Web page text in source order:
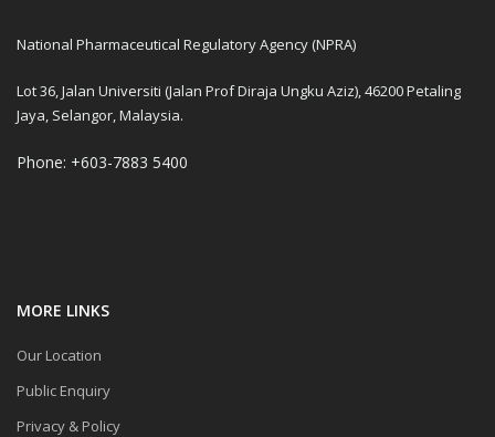
National Pharmaceutical Regulatory Agency (NPRA)
Lot 36, Jalan Universiti (Jalan Prof Diraja Ungku Aziz), 46200 Petaling
Jaya, Selangor, Malaysia.
Phone: +603-7883 5400
MORE LINKS
Our Location
Public Enquiry
Privacy & Policy